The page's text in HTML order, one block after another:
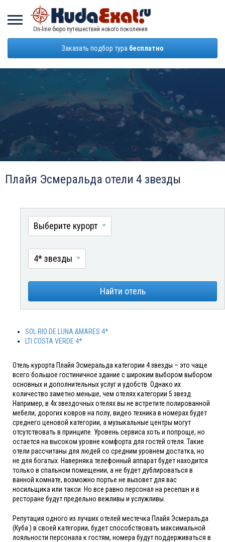
On-line бюро путешествий нового поколения
Заказать подбор тура бесплатно
Плайя Эсмеральда отели 4 звезды
Выберите курорт
4* звезды
Найти отель
SOL RIO DE LUNA &MARES 4*
LTI COSTA VERDE 4*
Отель курорта Плайя Эсмеральда категории 4 звезды – это чаще
всего большое гостиничное здание с широким выбором выбором
основных и дополнительных услуг и удобств. Однако их
количество заметно меньше, чем отелях категории 5 звезд.
Например, в 4х звездочных отелях вы не встретите полированной
мебели, дорогих ковров на полу, видео техника в номерах будет
среднего ценовой категории, а музыкальные центры могут
отсутствовать в принципе. Уровень сервиса хоть и попроще, но
остается на высоком уровне комфорта для гостей отеля. Такие
отели рассчитаны для людей со средним уровнем достатка, но
не для богатых. Наверняка телефонный аппарат будет находится
только в спальном помещении, а не будет дублироваться в
ванной комнате, возможно портье не вызовет для вас
носильщика или такси. Но все равно персонал на ресепшн и в
ресторане будут предельно вежливы и услужливы.
Репутация одного из лучших отелей местечка Плайя Эсмеральда
(Куба ) в своей категории, будет способствовать максимальной
лояльности персонала к гостям, номера будут поддерживаться в